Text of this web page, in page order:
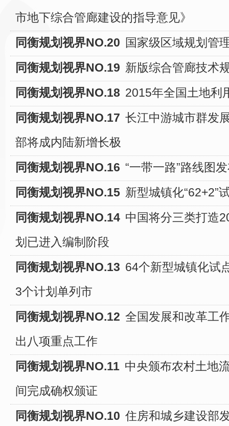
市地下综合管廊建设的指导意见》
同衡规划视界NO.20 国家级区域规划管
同衡规划视界NO.19 新版综合管廊技术
同衡规划视界NO.18 2015年全国土地利
同衡规划视界NO.17 长江中游城市群发
部将成内陆新增长极
同衡规划视界NO.16 “一带一路”路线图
同衡规划视界NO.15 新型城镇化“62+2”
同衡规划视界NO.14 中国将分三类打造
划已进入编制阶段
同衡规划视界NO.13 64个新型城镇化试
3个计划单列市
同衡规划视界NO.12 全国发展和改革工
出八项重点工作
同衡规划视界NO.11 中央颁布农村土地
间完成确权颁证
同衡规划视界NO.10 住房和城乡建设部